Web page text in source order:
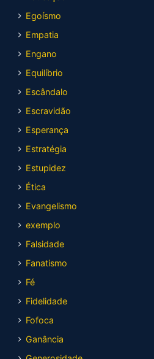
Egoísmo
Empatia
Engano
Equilíbrio
Escândalo
Escravidão
Esperança
Estratégia
Estupidez
Ética
Evangelismo
exemplo
Falsidade
Fanatismo
Fé
Fidelidade
Fofoca
Ganância